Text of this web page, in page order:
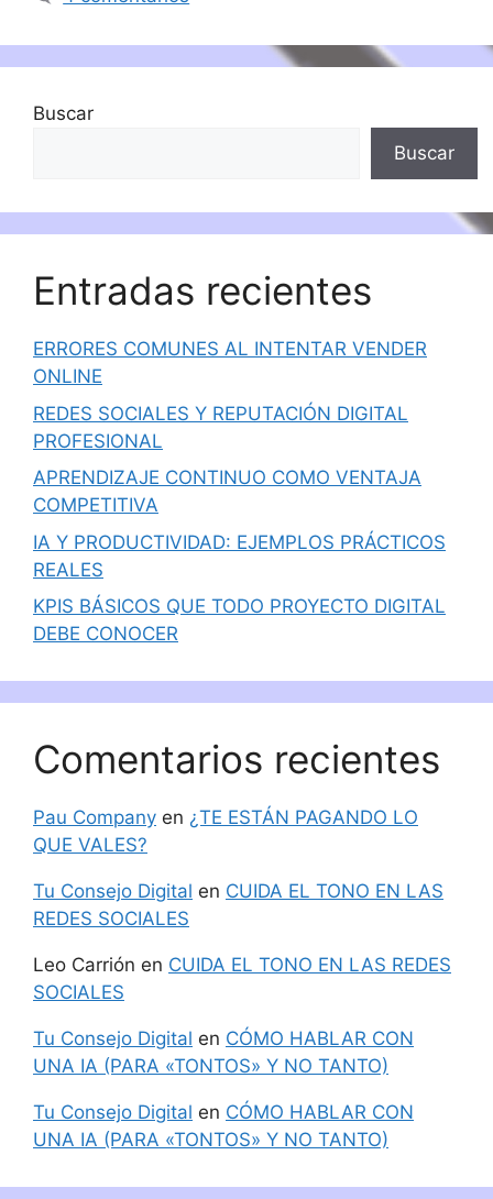
Buscar
Buscar
Entradas recientes
ERRORES COMUNES AL INTENTAR VENDER
ONLINE
REDES SOCIALES Y REPUTACIÓN DIGITAL
PROFESIONAL
APRENDIZAJE CONTINUO COMO VENTAJA
COMPETITIVA
IA Y PRODUCTIVIDAD: EJEMPLOS PRÁCTICOS
REALES
KPIS BÁSICOS QUE TODO PROYECTO DIGITAL
DEBE CONOCER
Comentarios recientes
Pau Company en ¿TE ESTÁN PAGANDO LO
QUE VALES?
Tu Consejo Digital en CUIDA EL TONO EN LAS
REDES SOCIALES
Leo Carrión en CUIDA EL TONO EN LAS REDES
SOCIALES
Tu Consejo Digital en CÓMO HABLAR CON
UNA IA (PARA «TONTOS» Y NO TANTO)
Tu Consejo Digital en CÓMO HABLAR CON
UNA IA (PARA «TONTOS» Y NO TANTO)